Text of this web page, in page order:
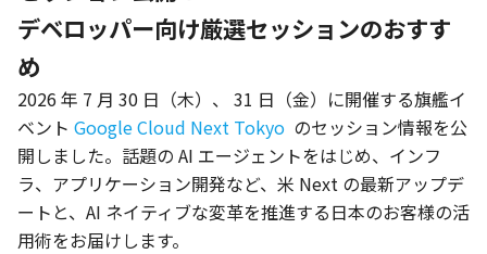
デベロッパー向け厳選セッションのおすす
め
2026 年 7 月 30 日（木）、 31 日（金）に開催する旗艦イ
ベント Google Cloud Next Tokyo のセッション情報を公
開しました。話題の AI エージェントをはじめ、インフ
ラ、アプリケーション開発など、米 Next の最新アップデ
ートと、AI ネイティブな変革を推進する日本のお客様の活
用術をお届けします。